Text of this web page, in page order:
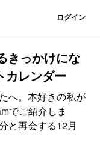
ログイン
きっかけにな
カレンダー
へ。本好きの私が
でご紹介しま
と再会する12月